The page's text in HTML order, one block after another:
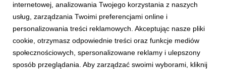
MAPA DOMÓWEK ESRI MASTERCARD
JUREK OWSIAK KRĘCIOŁA
internetowej, analizowania Twojego korzystania z naszych
usług, zarządzania Twoimi preferencjami online i
personalizowania treści reklamowych. Akceptując nasze pliki
cookie, otrzymasz odpowiednie treści oraz funkcje mediów
społecznościowych, spersonalizowane reklamy i ulepszony
sposób przeglądania. Aby zarządzać swoimi wyborami, kliknij